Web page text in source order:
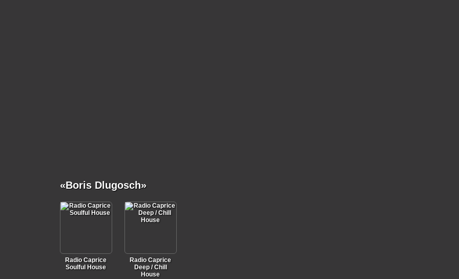
«Boris Dlugosch»
Radio Caprice
Soulful House
Radio Caprice
Deep / Chill
House